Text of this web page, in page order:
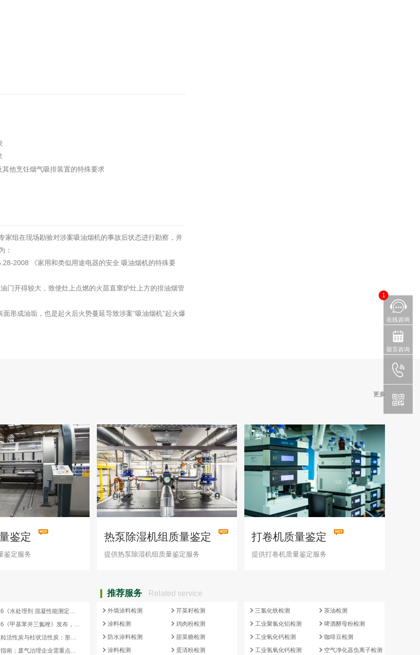
他烹饪烟气吸排装置的特殊要求
家组在现场勘验对涉案吸油烟机的事故后状态进行勘察，并
：
2008 《家用和类似用途电器的安全 吸油烟机的特殊要
门开得较大，致使灶上点燃的火苗直窜炉灶上方的排油烟管
形成油垢，也是起火后火势蔓延导致涉案“吸油烟机”起火爆
更多
鉴定
鉴定服务
热泵除湿机组质量鉴定
提供热泵除湿机组质量鉴定服务
打卷机质量鉴定
提供打卷机质量鉴定服务
推荐服务 Related service
HG/T 4331-2026《水处理剂 混凝性能测定方法》发布，2026 年 12 月 1 日起实施
HG/T 3925-2026《甲基苯并三氮唑》发布，2026 年 12 月 1 日起实施
蜂窝活性炭、颗粒活性炭与柱状活性炭：形态差异与检测重点对照
蜂窝活性炭检测指南：废气治理企业需重点关注的5项核心指标
外墙涂料检测
涂料检测
防水涂料检测
涂料检测
芹菜籽检测
鸡肉粉检测
甜菜糖检测
蛋清粉检测
三氯化铁检测
工业聚氯化铝检测
工业氧化钙检测
工业氢氧化钙检测
茶油检测
啤酒酵母粉检测
咖啡豆检测
空气净化器负离子检测
在线咨询
1
留言咨询